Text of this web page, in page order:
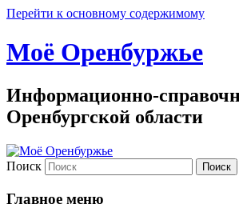
Перейти к основному содержимому
Моё Оренбуржье
Информационно-
Оренбургской области
Поиск
Главное меню